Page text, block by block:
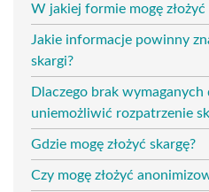
W jakiej formie mogę złożyć
Jakie informacje powinny
skargi?
Dlaczego brak wymaganych
uniemożliwić rozpatrzenie
Gdzie mogę złożyć skargę?
Czy mogę złożyć